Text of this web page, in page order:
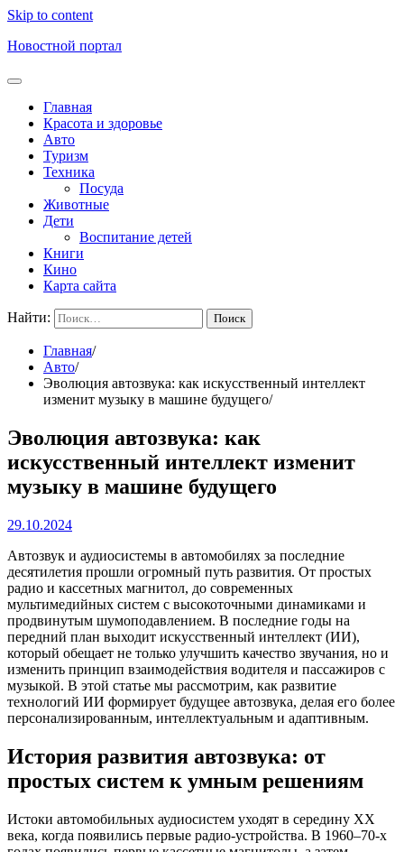
Skip to content
Новостной портал
Главная
Красота и здоровье
Авто
Туризм
Техника
Посуда
Животные
Дети
Воспитание детей
Книги
Кино
Карта сайта
Найти:
Главная
Авто
Эволюция автозвука: как искусственный интеллект
изменит музыку в машине будущего
Эволюция автозвука: как
искусственный интеллект изменит
музыку в машине будущего
29.10.2024
Автозвук и аудиосистемы в автомобилях за последние
десятилетия прошли огромный путь развития. От простых
радио и кассетных магнитол, до современных
мультимедийных систем с высокоточными динамиками и
продвинутым шумоподавлением. В последние годы на
передний план выходит искусственный интеллект (ИИ),
который обещает не только улучшить качество звучания, но и
изменить принцип взаимодействия водителя и пассажиров с
музыкой. В этой статье мы рассмотрим, как развитие
технологий ИИ формирует будущее автозвука, делая его более
персонализированным, интеллектуальным и адаптивным.
История развития автозвука: от
простых систем к умным решениям
Истоки автомобильных аудиосистем уходят в середину XX
века, когда появились первые радио-устройства. В 1960–70-х